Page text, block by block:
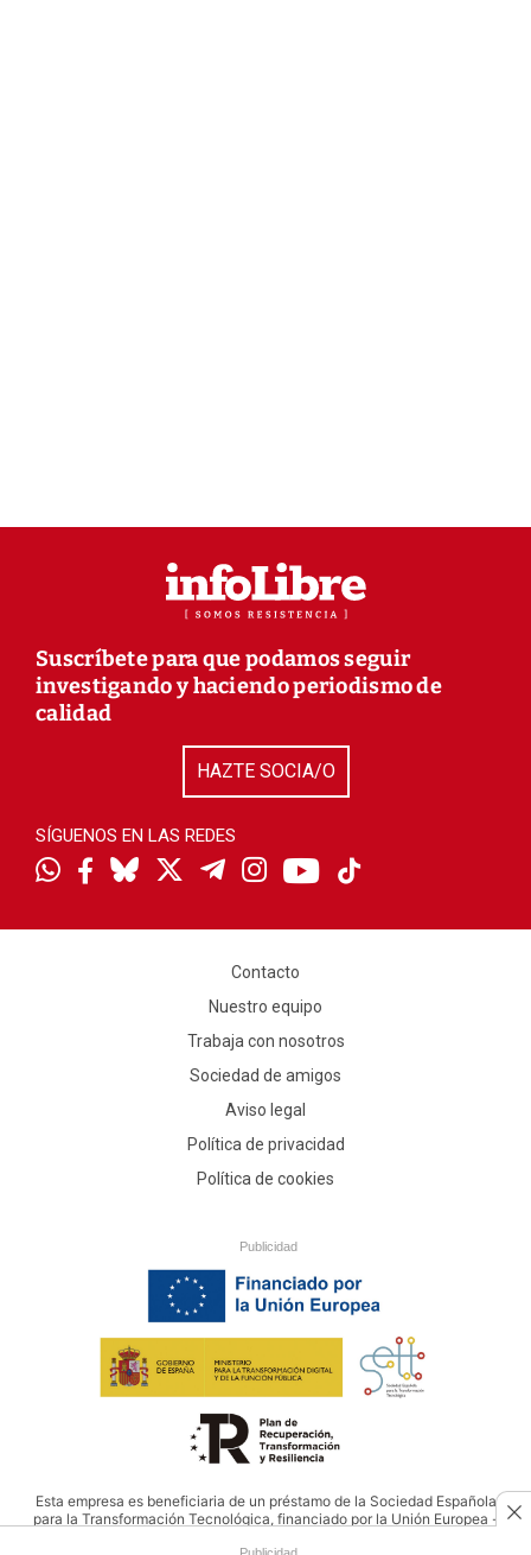
Suscríbete para que podamos seguir
investigando y haciendo periodismo de
calidad
HAZTE SOCIA/O
SÍGUENOS EN LAS REDES
Contacto
Nuestro equipo
Trabaja con nosotros
Sociedad de amigos
Aviso legal
Política de privacidad
Política de cookies
Publicidad
Esta empresa es beneficiaria de un préstamo de la Sociedad Española
para la Transformación Tecnológica, financiado por la Unión Europea -